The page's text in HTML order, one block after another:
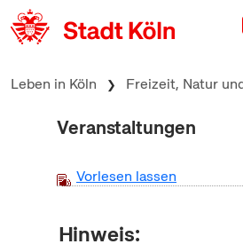
zum Inhalt springen
Leben in Köln Freizeit, Natur
Veranstaltungen
Vorlesen lassen
Hinweis: